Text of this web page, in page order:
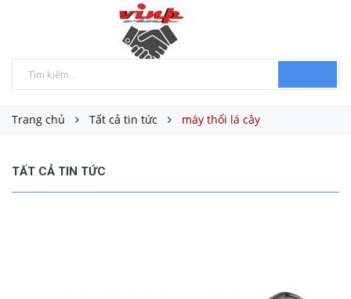
Trang chủ Tất cả tin tức máy thổi lá cây
TẤT CẢ TIN TỨC